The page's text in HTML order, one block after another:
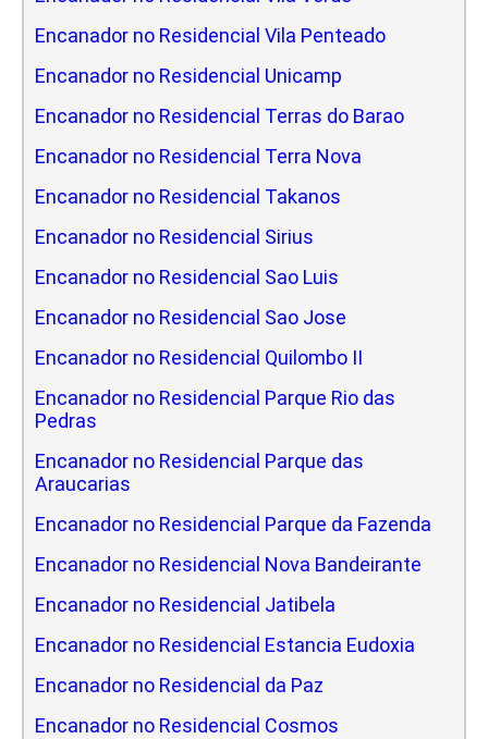
Encanador no Residencial Vila Penteado
Encanador no Residencial Unicamp
Encanador no Residencial Terras do Barao
Encanador no Residencial Terra Nova
Encanador no Residencial Takanos
Encanador no Residencial Sirius
Encanador no Residencial Sao Luis
Encanador no Residencial Sao Jose
Encanador no Residencial Quilombo II
Encanador no Residencial Parque Rio das
Pedras
Encanador no Residencial Parque das
Araucarias
Encanador no Residencial Parque da Fazenda
Encanador no Residencial Nova Bandeirante
Encanador no Residencial Jatibela
Encanador no Residencial Estancia Eudoxia
Encanador no Residencial da Paz
Encanador no Residencial Cosmos